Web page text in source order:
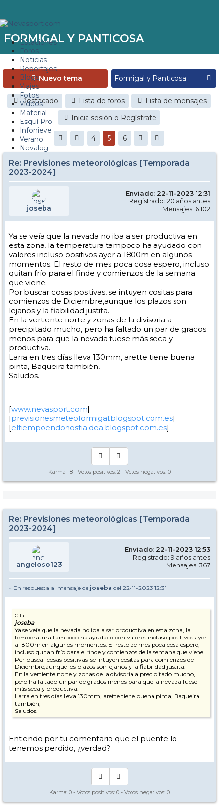
Estaciones
Foros
Noticias
Reportajes
Blogs
Viajes
Fotos
Videos
Material
Esquí Pro
Infonieve
Verano
Nevalog
FORMIGAL Y PANTICOSA
Nuevo tema
Destacado Lista de foros
Lista de mensajes
Inicia sesión o Regístrate
4 5 6
Re: Previsiones meteorológicas [Temporada
2023-2024]
joseba
Enviado: 22-11-2023 12:31
Registrado: 20 años antes
Mensajes: 6.102
Ya se veía que la nevada no iba a ser productiva en
esta zona, la temperatura tampoco ha ayudado con
valores incluso positivos ayer a 1800m en algunos
momentos. El resto de mes poca cosa espero, incluso
quitan frío para el finde y comienzos de la semana
que viene.
Por buscar cosas positivas, se intuyen cositas para
comienzos de Diciembre,aunque los plazos son
lejanos y la fiabilidad justita.
En la vertiente norte y zonas de la divisoria a
precipitado mucho, pero ha faltado un par de grados
menos para que la nevada fuese más seca y
productiva.
Larra en tres días lleva 130mm, arette tiene buena
pinta, Baqueira también,
Saludos.
[www.nevasport.com]
[previsionesmeteoformigal.blogspot.com.es]
[eltiempoendonostialdea.blogspot.com.es]
Karma: 18 - Votos positivos: 2 - Votos negativos: 0
Re: Previsiones meteorológicas [Temporada
2023-2024]
angeloso123
Enviado: 22-11-2023 12:53
Registrado: 9 años antes
Mensajes: 367
» En respuesta al mensaje de joseba del 22-11-2023 12:31
Cita
joseba
Ya se veía que la nevada no iba a ser productiva en esta zona, la
temperatura tampoco ha ayudado con valores incluso positivos ayer
a 1800m en algunos momentos. El resto de mes poca cosa espero,
incluso quitan frío para el finde y comienzos de la semana que viene.
Por buscar cosas positivas, se intuyen cositas para comienzos de
Diciembre,aunque los plazos son lejanos y la fiabilidad justita.
En la vertiente norte y zonas de la divisoria a precipitado mucho,
pero ha faltado un par de grados menos para que la nevada fuese
más seca y productiva.
Larra en tres días lleva 130mm, arette tiene buena pinta, Baqueira
también,
Saludos.
Entiendo por tu comentario que el puente lo
tenemos perdido, ¿verdad?
Karma: 0 - Votos positivos: 0 - Votos negativos: 0